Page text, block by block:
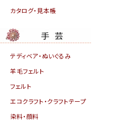
カタログ・見本帳
テディベア・ぬいぐるみ
羊毛フェルト
フェルト
エコクラフト・クラフトテープ
染料・顔料